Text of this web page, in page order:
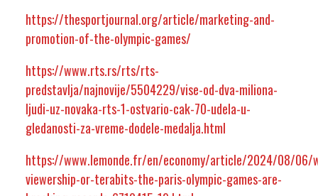
https://thesportjournal.org/article/marketing-and-
promotion-of-the-olympic-games/
https://www.rts.rs/rts/rts-
predstavlja/najnovije/5504229/vise-od-dva-miliona-
ljudi-uz-novaka-rts-1-ostvario-cak-70-udela-u-
gledanosti-za-vreme-dodele-medalja.html
https://www.lemonde.fr/en/economy/article/2024/08/06/
viewership-or-terabits-the-paris-olympic-games-are-